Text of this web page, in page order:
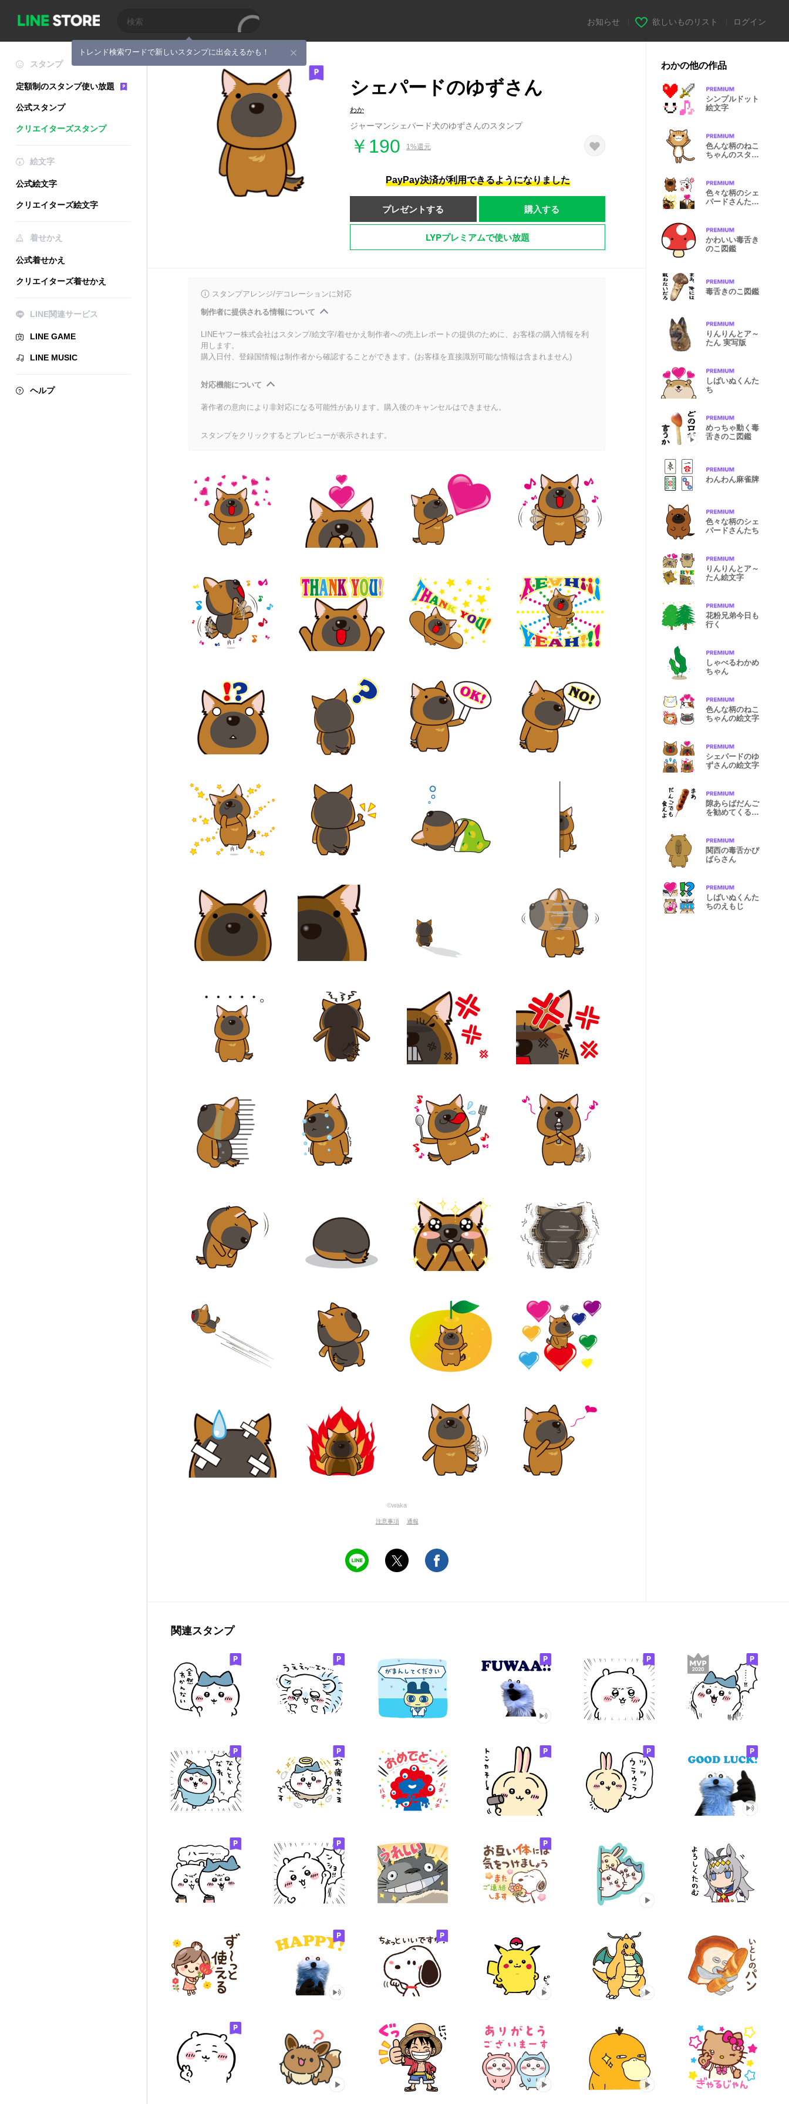
トレンド検索ワードで新しいスタンプに出会えるかも！
お知らせ 欲しいものリスト ログイン
スタンプ
定額制のスタンプ使い放題
公式スタンプ
クリエイターズスタンプ
絵文字
公式絵文字
クリエイターズ絵文字
着せかえ
公式着せかえ
クリエイターズ着せかえ
LINE関連サービス
LINE GAME
LINE MUSIC
ヘルプ
シェパードのゆずさん
わか
ジャーマンシェパード犬のゆずさんのスタンプ
￥190 1%還元
PayPay決済が利用できるようになりました
プレゼントする 購入する
LYPプレミアムで使い放題
スタンプアレンジ/デコレーションに対応
制作者に提供される情報について
LINEヤフー株式会社はスタンプ/絵文字/着せかえ制作者への売上レポートの提供のために、お客様の購入情報を利
用します。
購入日付、登録国情報は制作者から確認することができます。(お客様を直接識別可能な情報は含まれません)
対応機能について
著作者の意向により非対応になる可能性があります。購入後のキャンセルはできません。
スタンプをクリックするとプレビューが表示されます。
©waka
注意事項 通報
わかの他の作品
シンプルドット
絵文字
色んな柄のねこ
ちゃんのスタン
色々な柄のシェ
パードさんたち
かわいい毒舌き
のこ図鑑
毒舌きのこ図鑑
りんりんとア～
たん 実写版
しばいぬくんた
ち
めっちゃ動く毒
舌きのこ図鑑
わんわん麻雀牌
色々な柄のシェ
パードさんたち
りんりんとア～
たん絵文字
花粉兄弟今日も
行く
しゃべるわかめ
ちゃん
色んな柄のねこ
ちゃんの絵文字
シェパードのゆ
ずさんの絵文字
隙あらばだんご
を勧めてくるだ
関西の毒舌かぴ
ばらさん
しばいぬくんた
ちのえもじ
関連スタンプ